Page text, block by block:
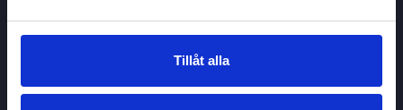
Tillåt alla
OmAktiekampen
About cookies